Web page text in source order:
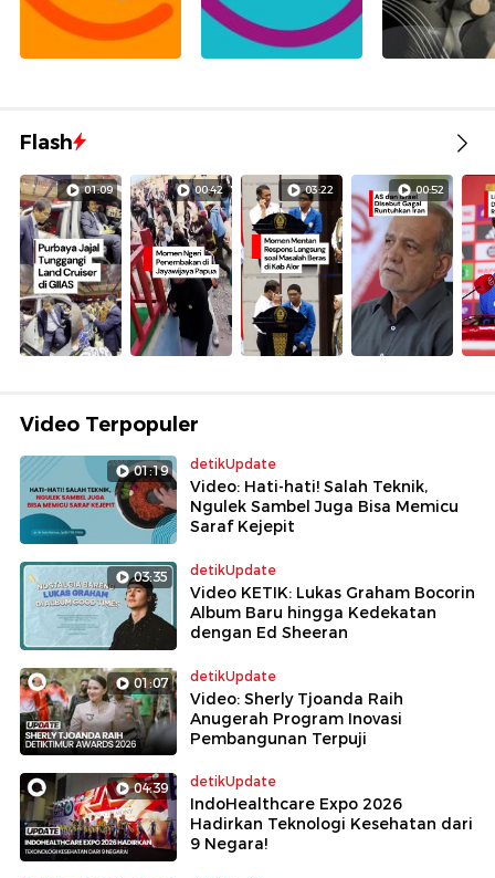
Flash
01:09 00:42 03:22 00:52
Video Terpopuler
01:19 detikUpdate
Video: Hati-hati! Salah Teknik,
Ngulek Sambel Juga Bisa Memicu
Saraf Kejepit
03:35 detikUpdate
Video KETIK: Lukas Graham Bocorin
Album Baru hingga Kedekatan
dengan Ed Sheeran
01:07 detikUpdate
Video: Sherly Tjoanda Raih
Anugerah Program Inovasi
Pembangunan Terpuji
04:39 detikUpdate
IndoHealthcare Expo 2026
Hadirkan Teknologi Kesehatan dari
9 Negara!